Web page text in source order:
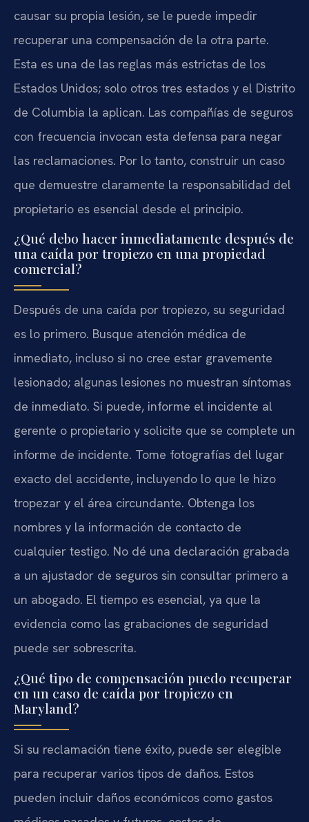
causar su propia lesión, se le puede impedir
recuperar una compensación de la otra parte.
Esta es una de las reglas más estrictas de los
Estados Unidos; solo otros tres estados y el Distrito
de Columbia la aplican. Las compañías de seguros
con frecuencia invocan esta defensa para negar
las reclamaciones. Por lo tanto, construir un caso
que demuestre claramente la responsabilidad del
propietario es esencial desde el principio.
¿Qué debo hacer inmediatamente después de
una caída por tropiezo en una propiedad
comercial?
Después de una caída por tropiezo, su seguridad
es lo primero. Busque atención médica de
inmediato, incluso si no cree estar gravemente
lesionado; algunas lesiones no muestran síntomas
de inmediato. Si puede, informe el incidente al
gerente o propietario y solicite que se complete un
informe de incidente. Tome fotografías del lugar
exacto del accidente, incluyendo lo que le hizo
tropezar y el área circundante. Obtenga los
nombres y la información de contacto de
cualquier testigo. No dé una declaración grabada
a un ajustador de seguros sin consultar primero a
un abogado. El tiempo es esencial, ya que la
evidencia como las grabaciones de seguridad
puede ser sobrescrita.
¿Qué tipo de compensación puedo recuperar
en un caso de caída por tropiezo en
Maryland?
Si su reclamación tiene éxito, puede ser elegible
para recuperar varios tipos de daños. Estos
pueden incluir daños económicos como gastos